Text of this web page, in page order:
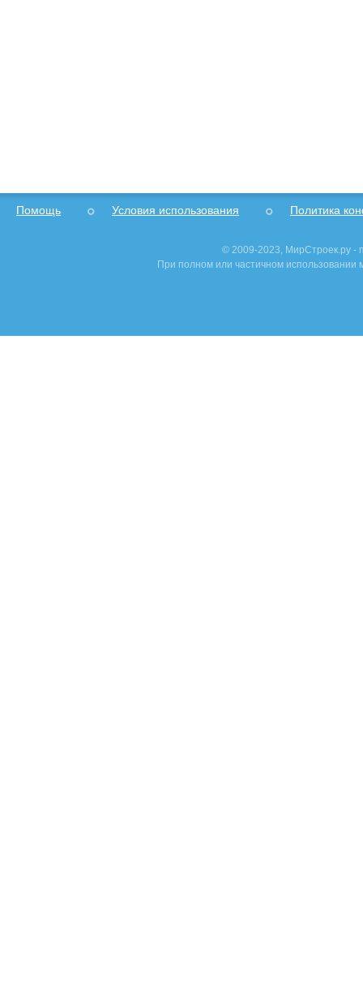
Помощь Условия использования Политика
© 2009-2023, МирСтроек.ру -
При полном или частичном использовании